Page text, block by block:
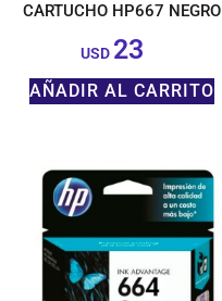
CARTUCHO HP667 NEGRO
USD 23
AÑADIR AL CARRITO